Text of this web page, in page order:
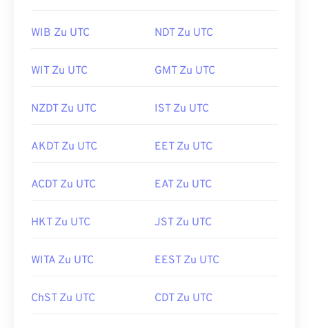
WIB Zu UTC NDT Zu UTC
WIT Zu UTC GMT Zu UTC
NZDT Zu UTC IST Zu UTC
AKDT Zu UTC EET Zu UTC
ACDT Zu UTC EAT Zu UTC
HKT Zu UTC JST Zu UTC
WITA Zu UTC EEST Zu UTC
ChST Zu UTC CDT Zu UTC